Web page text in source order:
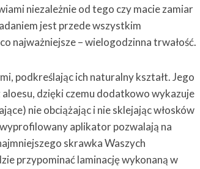
niezależnie od tego czy macie zamiar
jest przede wszystkim
najważniejsze – wielogodzinna trwałość.
podkreślając ich naturalny kształt. Jego
dzięki czemu dodatkowo wykazuje
nie obciążając i nie sklejając włosków
aplikator pozwalają na
skrawka Waszych
przypominać laminację wykonaną w